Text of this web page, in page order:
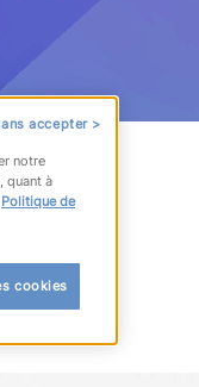
accepter >
notre
quant à
Politique de
cookies